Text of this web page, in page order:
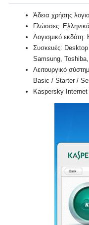
Άδεια χρήσης
Γλώσσες:
Λογισμικό
Συσκευές:
Samsung,
Λειτουργικό
Basic / Starter /
Kaspersky